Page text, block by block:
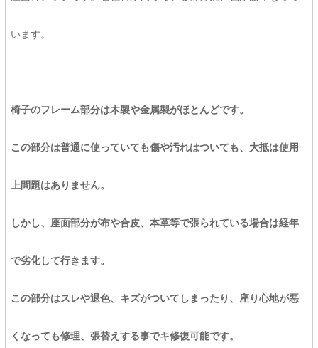
います。
椅子のフレーム部分は木製や金属製がほとんどです。
この部分は普通に使っていても傷や汚れはついても、大抵は使用
上問題はありません。
しかし、座面部分が布や合皮、本革等で張られている場合は経年
で劣化して行きます。
この部分はスレや退色、キズがついてしまったり、座り心地が悪
くなっても修理、張替えする事でキ修復可能です。